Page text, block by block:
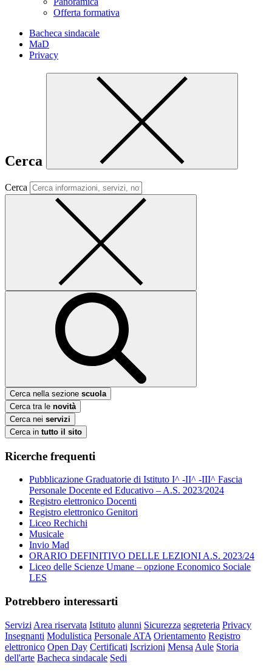
Offerta formativa
Bacheca sindacale
MaD
Privacy
Cerca
Cerca
Cerca nella sezione scuola
Cerca tra le novità
Cerca nei servizi
Cerca in tutto il sito
Ricerche frequenti
Pubblicazione Graduatorie di Istituto I^ -II^ -III^ Fascia
Personale Docente ed Educativo – A.S. 2023/2024
Registro elettronico Docenti
Registro elettronico Genitori
Liceo Rechichi
Musicale
Invio Mad
ORARIO DEFINITIVO DELLE LEZIONI A.S. 2023/24
Liceo delle Scienze Umane – opzione Economico Sociale
LES
Potrebbero interessarti
Servizi Area riservata Istituto alunni Sicurezza segreteria Privacy
Insegnanti Modulistica Personale ATA Orientamento Registro
elettronico Open Day Certificati Iscrizioni Mensa Aule Storia
dell'arte Bacheca sindacale Sedi